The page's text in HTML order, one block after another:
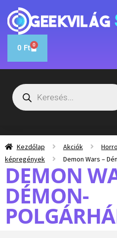
0 Ft 0
Kezdőlap Akciók
képregények
Demon Wars –
DEMON
DÉMON-